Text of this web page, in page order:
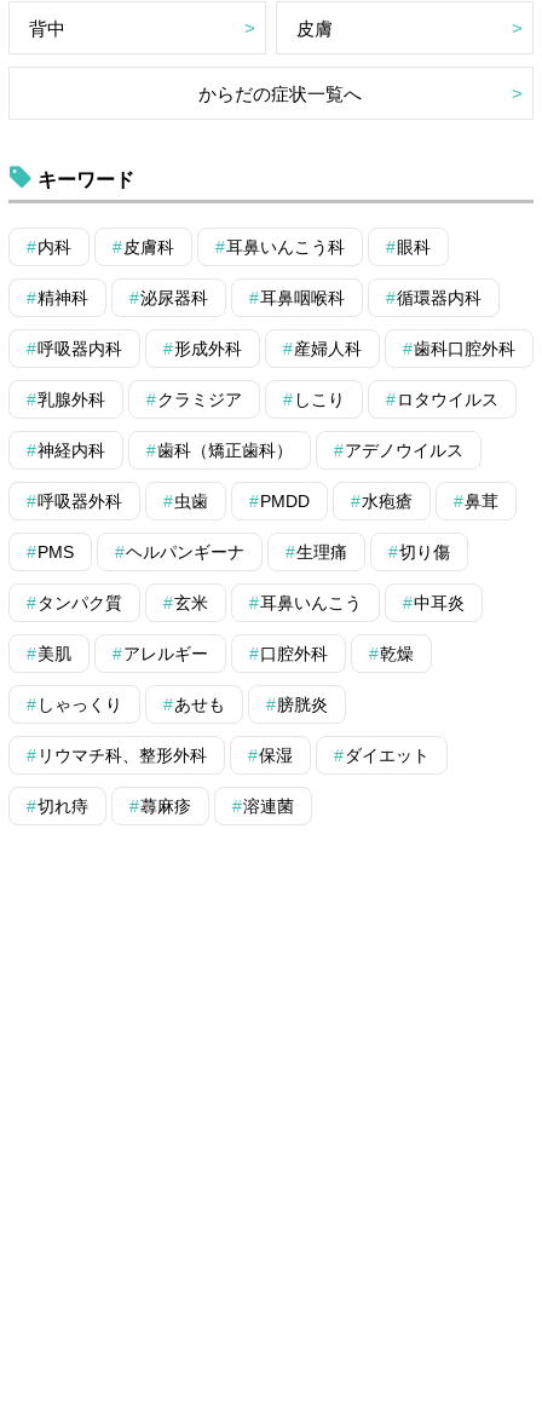
背中 皮膚
からだの症状一覧へ
キーワード
内科 皮膚科 耳鼻いんこう科 眼科
精神科 泌尿器科 耳鼻咽喉科 循環器内科
呼吸器内科 形成外科 産婦人科 歯科口腔外科
乳腺外科 クラミジア しこり ロタウイルス
神経内科 歯科（矯正歯科） アデノウイルス
呼吸器外科 虫歯 PMDD 水疱瘡 鼻茸
PMS ヘルパンギーナ 生理痛 切り傷
タンパク質 玄米 耳鼻いんこう 中耳炎
美肌 アレルギー 口腔外科 乾燥
しゃっくり あせも 膀胱炎
リウマチ科、整形外科 保湿 ダイエット
切れ痔 蕁麻疹 溶連菌